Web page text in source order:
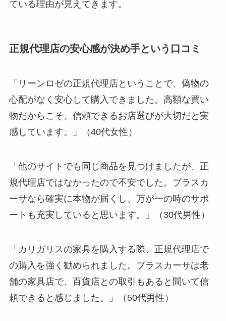
ている理由が見えてきます。
正規代理店の安心感が決め手という口コミ
「リーンロゼの正規代理店ということで、偽物の
心配がなく安心して購入できました。高額な買い
物だからこそ、信頼できるお店選びが大切だと実
感しています。」（40代女性）
「他のサイトでも同じ商品を見つけましたが、正
規代理店ではなかったので不安でした。プラスカ
ーサなら確実に本物が届くし、万が一の時のサポ
ートも充実していると思います。」（30代男性）
「カリガリスの家具を購入する際、正規代理店で
の購入を強く勧められました。プラスカーサは老
舗の家具店で、百貨店との取引もあると聞いて信
頼できると感じました。」（50代男性）